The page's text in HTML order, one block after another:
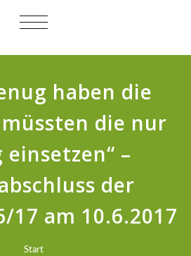
NAVIGATION
haben die
müssten die nur
–
der
17 am 10.6.2017
Start